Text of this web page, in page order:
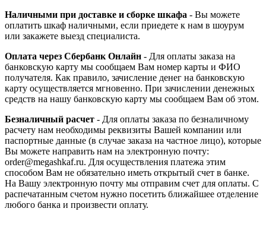
Наличными при доставке и сборке шкафа - Вы можете
оплатить шкаф наличными, если приедете к нам в шоурум
или закажете выезд специалиста.
Оплата через Сбербанк Онлайн - Для оплаты заказа на
банковскую карту мы сообщаем Вам номер карты и ФИО
получателя. Как правило, зачисление денег на банковскую
карту осуществляется мгновенно. При зачислении денежных
средств на нашу банковскую карту мы сообщаем Вам об этом.
Безналичный расчет - Для оплаты заказа по безналичному
расчету нам необходимы реквизиты Вашей компании или
паспортные данные (в случае заказа на частное лицо), которые
Вы можете направить нам на электронную почту:
order@megashkaf.ru. Для осуществления платежа этим
способом Вам не обязательно иметь открытый счет в банке.
На Вашу электронную почту мы отправим счет для оплаты. С
распечатанным счетом нужно посетить ближайшее отделение
любого банка и произвести оплату.